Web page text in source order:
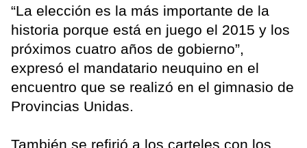
“La elección es la más importante de la
historia porque está en juego el 2015 y los
próximos cuatro años de gobierno”,
expresó el mandatario neuquino en el
encuentro que se realizó en el gimnasio de
Provincias Unidas.
También se refirió a los carteles con los